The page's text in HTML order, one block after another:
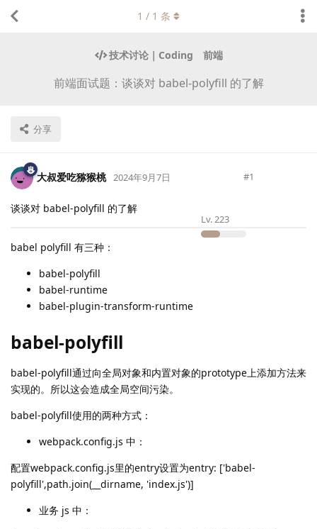
技术讨论｜Coding 前端
前端面试题：谈谈对 babel-polyfill 的了解
分享
1 / 1 条
大叔爱吃猕猴桃
Lv.223
2024年9月7日 #1
谈谈对 babel-polyfill 的了解
babel polyfill 有三种：
babel-polyfill
babel-runtime
babel-plugin-transform-runtime
babel-polyfill
babel-polyfill通过向全局对象和内置对象的prototype上添加方法来
实现的。所以这会造成全局空间污染。
babel-polyfill使用的两种方式：
webpack.config.js 中：
配置webpack.config.js里的entry设置为entry: ['babel-
polyfill',path.join(__dirname, 'index.js')]
业务 js 中：